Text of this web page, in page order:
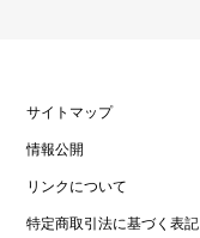
サイトマップ
情報公開
リンクについて
特定商取引法に基づく表記